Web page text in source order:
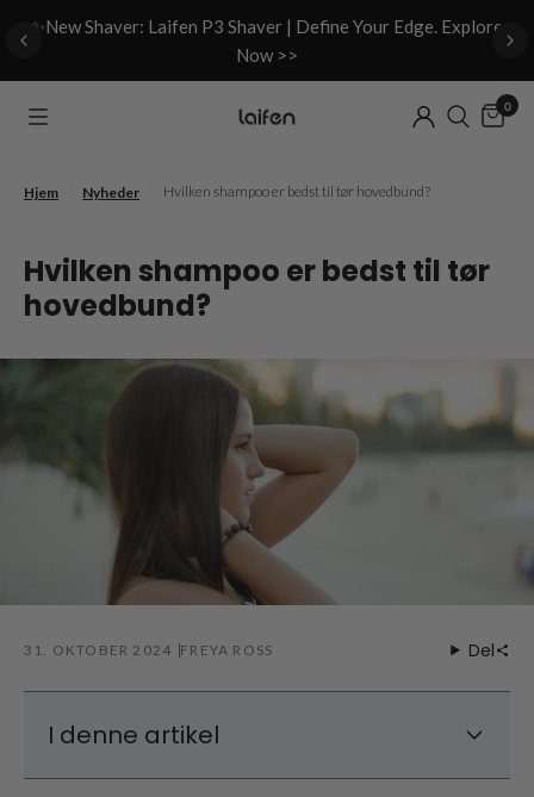
✨New Shaver: Laifen P3 Shaver | Define Your Edge. Explore
Now >>
0
Hjem Nyheder Hvilken shampoo er bedst til tør hovedbund?
Hvilken shampoo er bedst til tør
hovedbund?
31. OKTOBER 2024 FREYA ROSS Del
I denne artikel